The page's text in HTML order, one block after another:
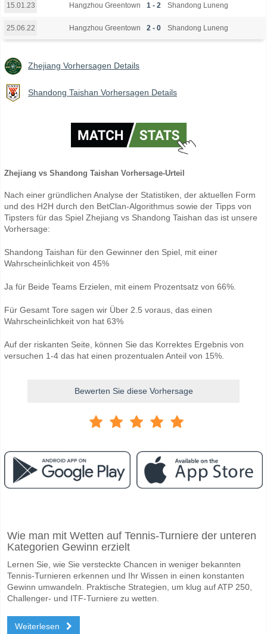
15.01.23 Hangzhou Greentown 1 - 2 Shandong Luneng
25.06.22 Hangzhou Greentown 2 - 0 Shandong Luneng
Zhejiang Vorhersagen Details
Shandong Taishan Vorhersagen Details
Zhejiang vs Shandong Taishan Vorhersage-Urteil
Nach einer gründlichen Analyse der Statistiken, der aktuellen Form
und des H2H durch den BetClan-Algorithmus sowie der Tipps von
Tipsters für das Spiel Zhejiang vs Shandong Taishan das ist unsere
Vorhersage:
Shandong Taishan für den Gewinner den Spiel, mit einer
Wahrscheinlichkeit von 45%
Ja für Beide Teams Erzielen, mit einem Prozentsatz von 66%.
Für Gesamt Tore sagen wir Über 2.5 voraus, das einen
Wahrscheinlichkeit von hat 63%
Auf der riskanten Seite, können Sie das Korrektes Ergebnis von
versuchen 1-4 das hat einen prozentualen Anteil von 15%.
Bewerten Sie diese Vorhersage
Das Spiel zwischen Zhejiang v Shandong Taishan 20 May 2026 13:00.
Shandong Taishan für den Gewinner den Spiel, mit einer
Werden beide Teams im Spiel punkten Zhejiang v
Ja für Beide Teams Erzielen, mit einem Prozentsatz von 66%.
Wie man mit Wetten auf Tennis-Turniere der unteren
Kategorien Gewinn erzielt
Lernen Sie, wie Sie versteckte Chancen in weniger bekannten
Tennis-Turnieren erkennen und Ihr Wissen in einen konstanten
Gewinn umwandeln. Praktische Strategien, um klug auf ATP 250,
Challenger- und ITF-Turniere zu wetten.
Weiterlesen